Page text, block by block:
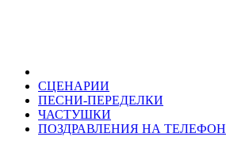
СЦЕНАРИИ
ПЕСНИ-ПЕРЕДЕЛКИ
ЧАСТУШКИ
ПОЗДРАВЛЕНИЯ НА ТЕЛЕФОН